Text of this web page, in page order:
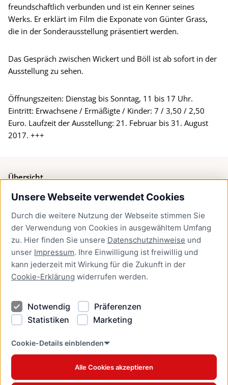
Unsere Webseite verwendet Cookies
Durch die weitere Nutzung der Webseite stimmen Sie
der Verwendung von Cookies in ausgewähltem Umfang
zu. Hier finden Sie unsere Datenschutzhinweise und
unser Impressum. Ihre Einwilligung ist freiwillig und
kann jederzeit mit Wirkung für die Zukunft in der
Cookie-Erklärung widerrufen werden.
Notwendig
Präferenzen
Statistiken
Marketing
Cookie-Details einblenden
Alle Cookies akzeptieren
freundschaftlich verbunden und ist ein Kenner seines
Werks. Er erklärt im Film die Exponate von Günter Grass,
die in der Sonderausstellung präsentiert werden.
Das Gespräch zwischen Wickert und Böll ist ab sofort in der
Ausstellung zu sehen.
Öffnungszeiten: Dienstag bis Sonntag, 11 bis 17 Uhr.
Eintritt: Erwachsene / Ermäßigte / Kinder: 7 / 3,50 / 2,50
Euro. Laufzeit der Ausstellung: 21. Februar bis 31. August
2017. +++
Übersicht
Bürgerservice
Presse
Newsletter Lübeck:kompakt
Kontakt
Kontakt
Datenschutzhinweise
Barrierefreiheit
Cookie Erklärung
www.luebeck.de